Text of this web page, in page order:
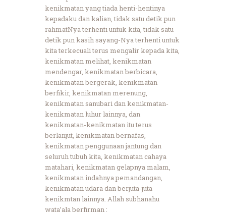
kenikmatan yang tiada henti-hentinya
kepadaku dan kalian, tidak satu detik pun
rahmatNya terhenti untuk kita, tidak satu
detik pun kasih sayang-Nya terhenti untuk
kita terkecuali terus mengalir kepada kita,
kenikmatan melihat, kenikmatan
mendengar, kenikmatan berbicara,
kenikmatan bergerak, kenikmatan
berfikir, kenikmatan merenung,
kenikmatan sanubari dan kenikmatan-
kenikmatan luhur lainnya, dan
kenikmatan-kenikmatan itu terus
berlanjut, kenikmatan bernafas,
kenikmatan penggunaan jantung dan
seluruh tubuh kita, kenikmatan cahaya
matahari, kenikmatan gelapnya malam,
kenikmatan indahnya pemandangan,
kenikmatan udara dan berjuta-juta
kenikmtan lainnya. Allah subhanahu
wata’ala berfirman :